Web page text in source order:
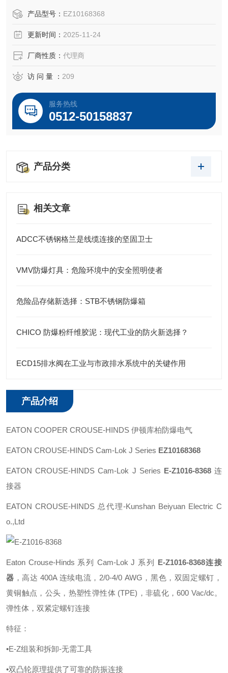
EATON CROUSE-HINDS 总代理-Kunshan Beiyuan Electric
产品型号： EZ10168368
更新时间： 2025-11-24
厂商性质： 代理商
访 问 量 ： 209
服务热线
0512-50158837
产品分类
相关文章
ADCC不锈钢格兰是线缆连接的坚固卫士
VMV防爆灯具：危险环境中的安全照明使者
危险品存储新选择：STB不锈钢防爆箱
CHICO 防爆粉纤维胶泥：现代工业的防火新选择？
ECD15排水阀在工业与市政排水系统中的关键作用
产品介绍
EATON COOPER CROUSE-HINDS 伊顿库柏防爆电气
EATON CROUSE-HINDS Cam-Lok J Series EZ10168368
EATON CROUSE-HINDS Cam-Lok J Series E-Z1016-8368 连
接器
EATON CROUSE-HINDS 总代理-Kunshan Beiyuan Electric C
o.,Ltd
Eaton Crouse-Hinds 系列 Cam-Lok J 系列 E-Z1016-8368连接
器 ，高达 400A 连续电流，2/0-4/0 AWG，黑色，双固定螺钉，
黄铜触点，公头，热塑性弹性体 (TPE)，非硫化，600 Vac/dc。
弹性体，双紧定螺钉连接
特征：
•E-Z组装和拆卸-无需工具
•双凸轮原理提供了可靠的防振连接